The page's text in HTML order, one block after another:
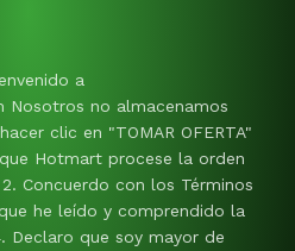
a
Nosotros no almacenamos
clic en "TOMAR OFERTA"
Hotmart procese la orden
Concuerdo con los Términos
he leído y comprendido la
Declaro que soy mayor de